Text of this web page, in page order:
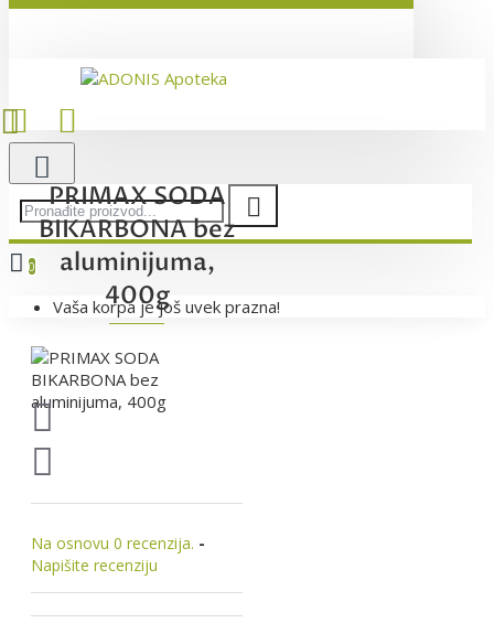
0
Vaša korpa je još uvek prazna!
PRIMAX SODA
BIKARBONA bez
aluminijuma,
400g
Na osnovu 0 recenzija. -
Napišite recenziju